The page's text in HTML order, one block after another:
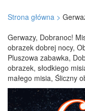
Strona główna >
Gerwazy, Dobranoc!
obrazek dobrej nocy,
Pluszowa zabawka,
obrazek, słodkiego
małego misia, Śliczny